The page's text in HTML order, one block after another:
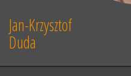
Jan-Krzysztof
Duda